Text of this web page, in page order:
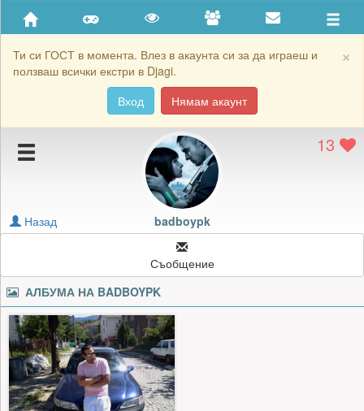
×
Ти си ГОСТ в момента. Влез в акаунта си за да играеш и
ползваш всички екстри в Djagi.
Вход
Нямам акаунт
Приятели
Хронология на игри
Подаръците на badboypk
Картичките на badboypk
Блокирай badboypk
13
badboypk
Назад
Съобщение
АЛБУМА НА BADBOYPK